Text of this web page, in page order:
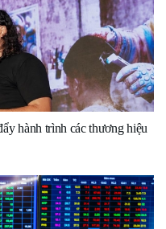
hành trình các thương hiệu